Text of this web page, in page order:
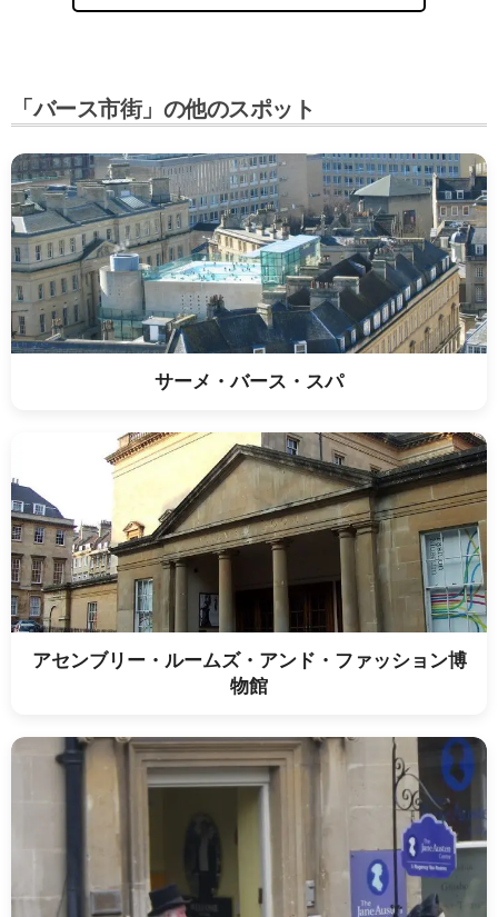
「バース市街」の他のスポット
サーメ・バース・スパ
アセンブリー・ルームズ・アンド・ファッション博
物館